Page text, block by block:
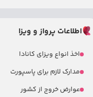
اطلاعات پرواز و ویزا
اخذ انواع ویزای کانادا
مدارک لازم برای پاسپورت
عوارض خروج از کشور